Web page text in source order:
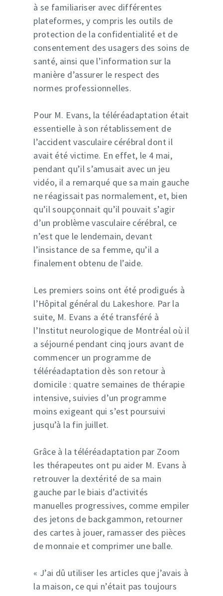
à se familiariser avec différentes
plateformes, y compris les outils de
protection de la confidentialité et de
consentement des usagers des soins de
santé, ainsi que l’information sur la
manière d’assurer le respect des
normes professionnelles.
Pour M. Evans, la téléréadaptation était
essentielle à son rétablissement de
l’accident vasculaire cérébral dont il
avait été victime. En effet, le 4 mai,
pendant qu’il s’amusait avec un jeu
vidéo, il a remarqué que sa main gauche
ne réagissait pas normalement, et, bien
qu’il soupçonnait qu’il pouvait s’agir
d’un problème vasculaire cérébral, ce
n’est que le lendemain, devant
l’insistance de sa femme, qu’il a
finalement obtenu de l’aide.
Les premiers soins ont été prodigués à
l’Hôpital général du Lakeshore. Par la
suite, M. Evans a été transféré à
l’Institut neurologique de Montréal où il
a séjourné pendant cinq jours avant de
commencer un programme de
téléréadaptation dès son retour à
domicile : quatre semaines de thérapie
intensive, suivies d’un programme
moins exigeant qui s’est poursuivi
jusqu’à la fin juillet.
Grâce à la téléréadaptation par Zoom
les thérapeutes ont pu aider M. Evans à
retrouver la dextérité de sa main
gauche par le biais d’activités
manuelles progressives, comme empiler
des jetons de backgammon, retourner
des cartes à jouer, ramasser des pièces
de monnaie et comprimer une balle.
« J’ai dû utiliser les articles que j’avais à
la maison, ce qui n’était pas toujours